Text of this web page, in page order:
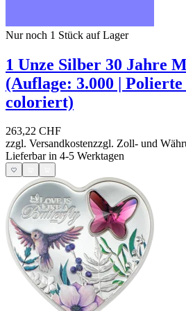
Nur noch 1 Stück auf Lager
1 Unze Silber 30 Jahre
(Auflage: 3.000 |
coloriert)
263,22 CHF
zzgl. Versandkostenzzgl. Zoll- und
Lieferbar in 4-5 Werktagen